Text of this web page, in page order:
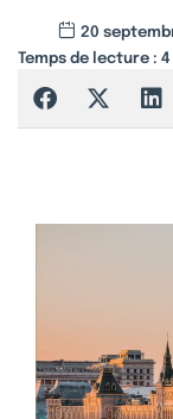
20
Temps de lecture : 4